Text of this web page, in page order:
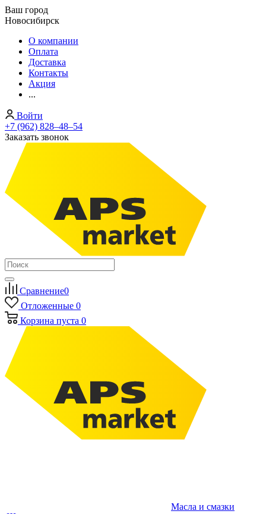
Ваш город
Новосибирск
О компании
Оплата
Доставка
Контакты
Акция
...
Войти
+7 (962) 828‒48‒54
Заказать звонок
Сравнение0
Отложенные 0
Корзина пуста 0
Масла и смазки